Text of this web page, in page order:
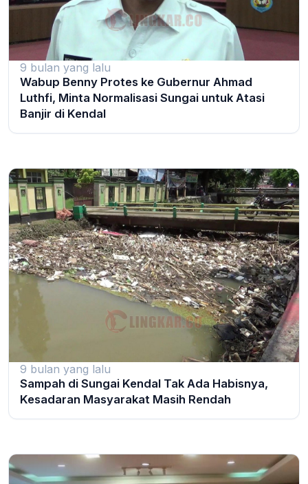
9 bulan yang lalu
Wabup Benny Protes ke Gubernur Ahmad
Luthfi, Minta Normalisasi Sungai untuk Atasi
Banjir di Kendal
9 bulan yang lalu
Sampah di Sungai Kendal Tak Ada Habisnya,
Kesadaran Masyarakat Masih Rendah